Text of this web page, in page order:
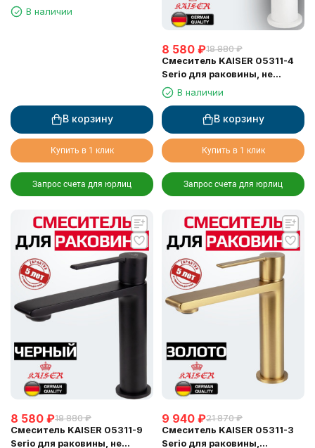
термостатом
В наличии
В корзину
Купить в 1 клик
Запрос счета для юрлиц
8 580 ₽18 880 ₽
Смеситель KAISER 05311-4
Serio для раковины, не
поворотный, белый матовый
В наличии
В корзину
Купить в 1 клик
Запрос счета для юрлиц
8 580 ₽18 880 ₽
Смеситель KAISER 05311-9
Serio для раковины, не
9 940 ₽21 870 ₽
Смеситель KAISER 05311-3
Serio для раковины,